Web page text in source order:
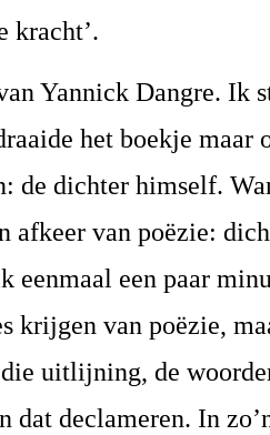
kracht’.
Yannick Dangre. Ik
het boekje maar
de dichter himself.
afkeer van poëzie:
eenmaal een paar
krijgen van poëzie,
uitlijning, de
dat declameren. In